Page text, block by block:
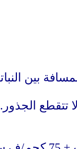
تتقطع الجذور.